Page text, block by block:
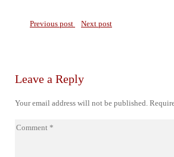
Previous post Next post
Leave a Reply
Your email address will not be published.